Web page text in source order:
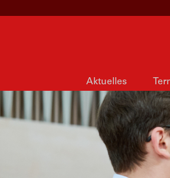
Aktuelles